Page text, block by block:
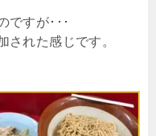
ですが･･･
された感じです。